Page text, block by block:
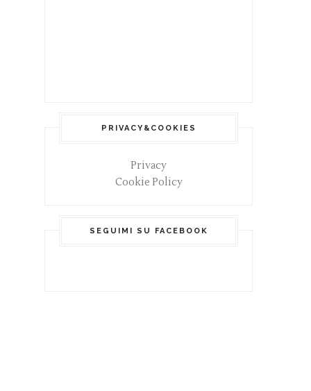
PRIVACY&COOKIES
Privacy
Cookie Policy
SEGUIMI SU FACEBOOK